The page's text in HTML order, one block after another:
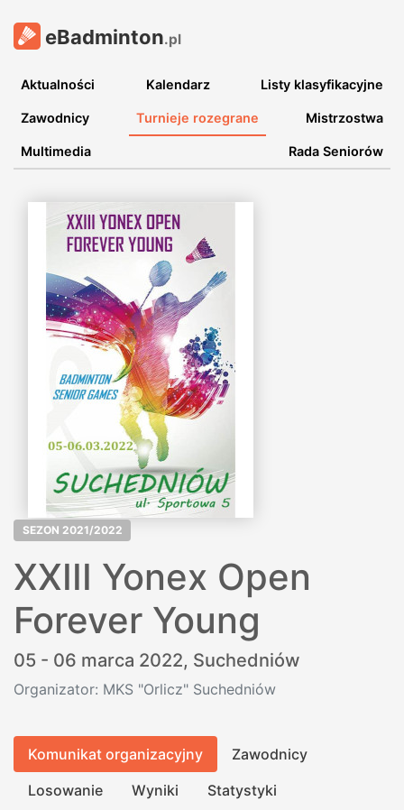
eBadminton.pl
Aktualności Kalendarz Listy klasyfikacyjne
Zawodnicy Turnieje rozegrane Mistrzostwa
Multimedia Rada Seniorów
SEZON 2021/2022
XXIII Yonex Open
Forever Young
05 - 06 marca 2022, Suchedniów
Organizator: MKS "Orlicz" Suchedniów
Komunikat organizacyjny
Zawodnicy
Losowanie
Wyniki
Statystyki